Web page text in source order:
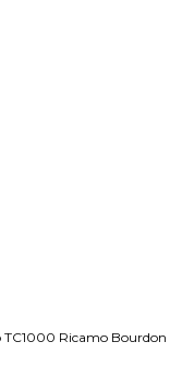
TC1000 Ricamo Bourdon